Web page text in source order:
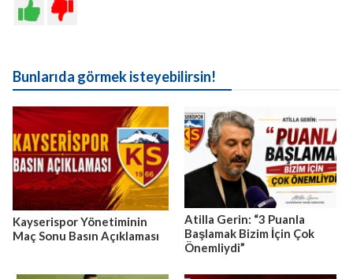
Bunlarıda görmek isteyebilirsin!
Kayserispor Yönetiminin
Maç Sonu Basın Açıklaması
Atilla Gerin: “3 Puanla
Başlamak Bizim İçin Çok
Önemliydi”